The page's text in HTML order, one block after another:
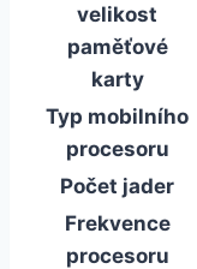
velikost
paměťové
karty
Typ mobilního
procesoru
Počet jader
Frekvence
procesoru